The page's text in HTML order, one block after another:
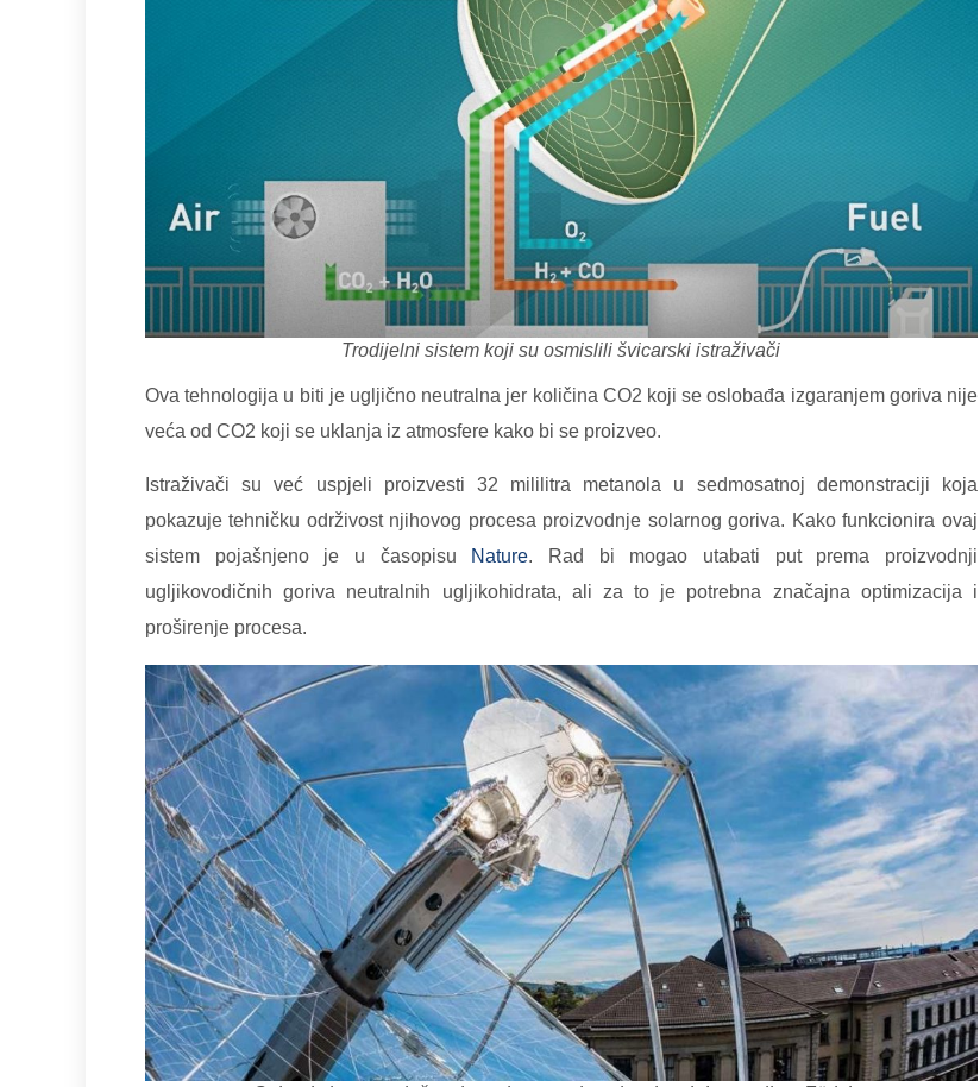
Trodijelni sistem koji su osmislili švicarski istraživači
Ova tehnologija u biti je ugljično neutralna jer količina CO2 koji se oslobađa izgaranjem goriva nije
veća od CO2 koji se uklanja iz atmosfere kako bi se proizveo.
Istraživači su već uspjeli proizvesti 32 mililitra metanola u sedmosatnoj demonstraciji koja
pokazuje tehničku održivost njihovog procesa proizvodnje solarnog goriva. Kako funkcionira ovaj
sistem pojašnjeno je u časopisu Nature. Rad bi mogao utabati put prema proizvodnji
ugljikovodičnih goriva neutralnih ugljikohidrata, ali za to je potrebna značajna optimizacija i
proširenje procesa.